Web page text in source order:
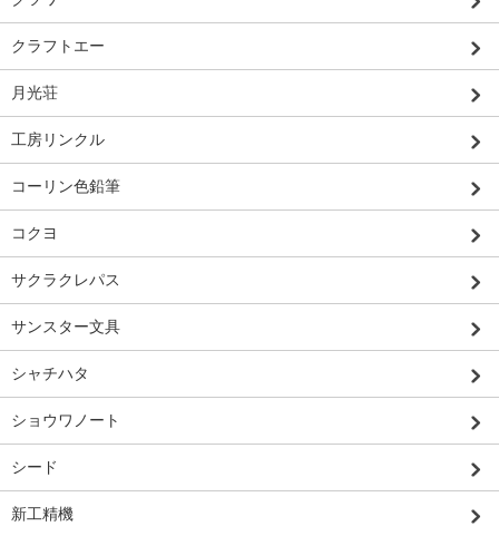
クラフトエー
月光荘
工房リンクル
コーリン色鉛筆
コクヨ
サクラクレパス
サンスター文具
シャチハタ
ショウワノート
シード
新工精機